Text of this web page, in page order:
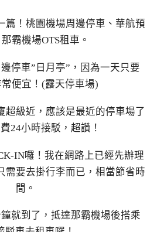
篇！桃園機場周邊停車、華航預
霸機場OTS租車。
停車”日月亭”，因為一天只要
便宜！(露天停車場)
超級近，應該是最近的停車場了
24小時接駁，超讚！
IN囉！我在網路上已經先辦理
需要去掛行李而已，相當節省時
間。
就到了，抵達那霸機場後搭乘